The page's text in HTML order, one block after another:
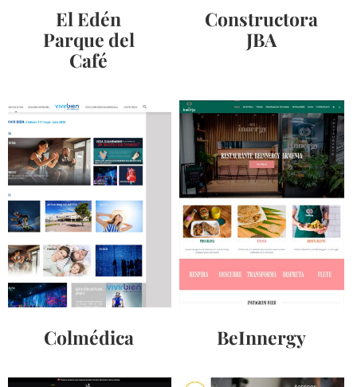
El Edén
Parque del
Café
Constructora
JBA
Colmédica BeInnergy